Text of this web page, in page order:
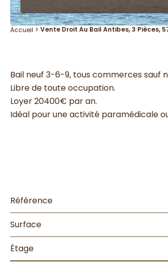
Accueil Vente Droit Au Bail Antibes, 3 Pièces,
Bail neuf 3-6-9, tous commerces sauf
Libre de toute occupation.
Loyer 20400€ par an.
Idéal pour une activité paramédicale
Référence
Surface
Étage